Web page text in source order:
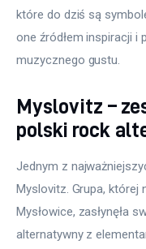
które do dziś są
one źródłem inspiracji i
muzycznego gustu.
Myslovitz –
polski rock
Jednym z
Myslovitz. Grupa,
Mysłowice, zasłynęła
alternatywny z